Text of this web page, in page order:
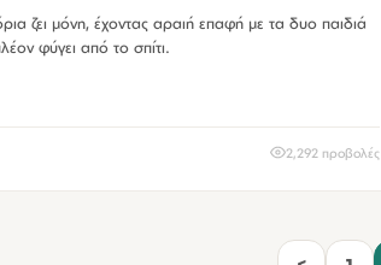
ζει μόνη, έχοντας αραιή επαφή με τα δυο παιδιά
φύγει από το σπίτι.
2,292 προβολές